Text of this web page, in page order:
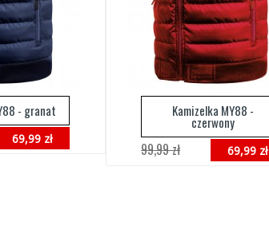
- granat
69,99 zł
Kamizelka MY88 -
czerwony
69,99 zł
99,99 zł